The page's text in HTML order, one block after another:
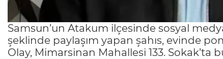
Samsun’un Atakum ilçesinde sosyal
şeklinde paylaşım yapan şahıs, evinde
Olay, Mimarsinan Mahallesi 133.